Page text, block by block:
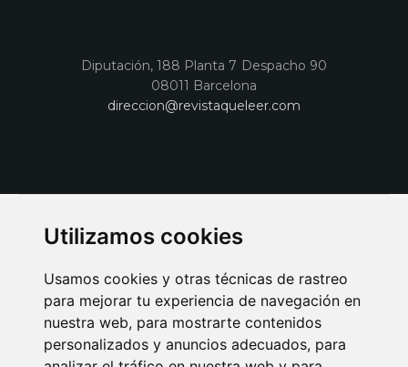
Utilizamos cookies
Usamos cookies y otras técnicas de rastreo
para mejorar tu experiencia de navegación en
nuestra web, para mostrarte contenidos
personalizados y anuncios adecuados, para
Diputación, 188 Planta 7 Despacho 90
08011 Barcelona
direccion@revistaqueleer.com